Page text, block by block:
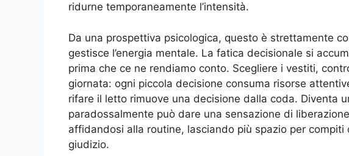
ridurne temporaneamente l’intensità.
Da una prospettiva psicologica, questo è strettamente
gestisce l’energia mentale. La fatica decisionale si
prima che ce ne rendiamo conto. Scegliere i vestiti,
giornata: ogni piccola decisione consuma risorse
rifare il letto rimuove una decisione dalla coda. Diventa
paradossalmente può dare una sensazione di
affidandosi alla routine, lasciando più spazio per
giudizio.